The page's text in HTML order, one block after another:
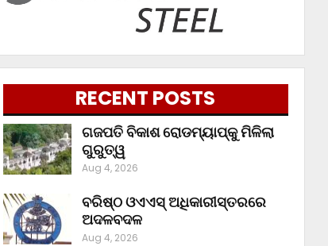
RECENT POSTS
ଗଜପତି ବିକାଶ ରୋଡମ୍ୟାପ୍‌କୁ ମିଳିଲା
ଗୁରୁତ୍ୱ
Aug 4, 2026
ବରିଷ୍ଠ ଓଏଏସ୍‌ ଅଧିକାରୀସ୍ତରରେ
ଅଦଳବଦଳ
Aug 4, 2026